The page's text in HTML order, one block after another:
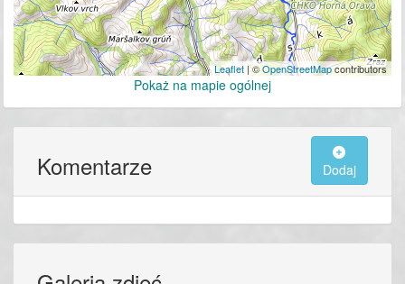
Leaflet| ©OpenStreetMapcontributors
Pokaż na mapie ogólnej
Komentarze Dodaj